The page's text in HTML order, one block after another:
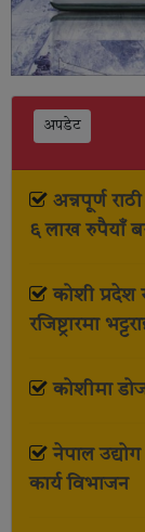
अपडेट
अन्नपूर्ण
६ लाख रुपैयाँ
कोशी प्रदेश
रजिष्ट्रारमा
कोशीमा
नेपाल
कार्य विभाजन